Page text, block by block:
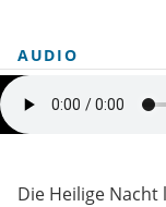
AUDIO
Die Heilige